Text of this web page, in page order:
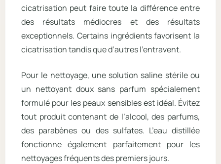
cicatrisation peut faire toute la différence entre
des résultats médiocres et des résultats
exceptionnels. Certains ingrédients favorisent la
cicatrisation tandis que d’autres l’entravent.
Pour le nettoyage, une solution saline stérile ou
un nettoyant doux sans parfum spécialement
formulé pour les peaux sensibles est idéal. Évitez
tout produit contenant de l’alcool, des parfums,
des parabènes ou des sulfates. L’eau distillée
fonctionne également parfaitement pour les
nettoyages fréquents des premiers jours.